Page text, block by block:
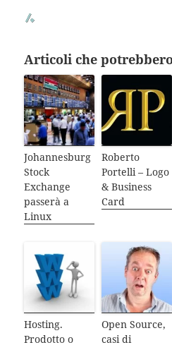
Articoli che
Johannesburg
Stock
Exchange
passerà a
Linux
Roberto
Portelli – Logo
& Business
Card
Hosting.
Prodotto o
Open Source,
casi di